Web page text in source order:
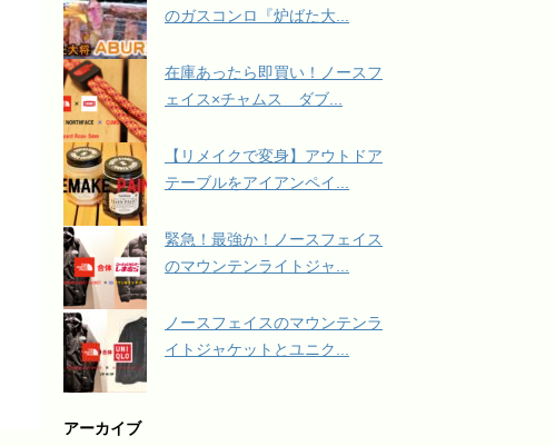
のガスコンロ『炉ばた大...
在庫あったら即買い！ノースフ
ェイス×チャムス ダブ...
【リメイクで変身】アウトドア
テーブルをアイアンペイ...
緊急！最強か！ノースフェイス
のマウンテンライトジャ...
ノースフェイスのマウンテンラ
イトジャケットとユニク...
アーカイブ